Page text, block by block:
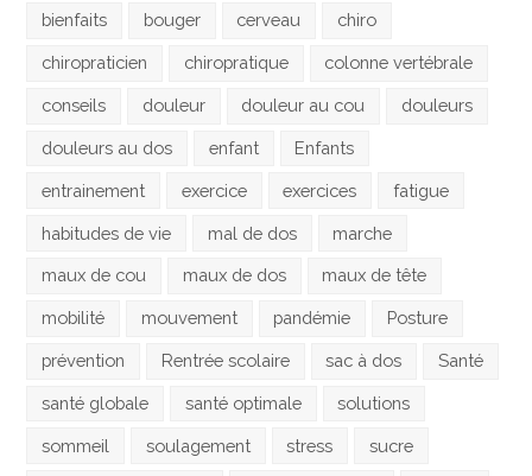
bienfaits bouger cerveau chiro
chiropraticien chiropratique colonne vertébrale
conseils douleur douleur au cou douleurs
douleurs au dos enfant Enfants
entrainement exercice exercices fatigue
habitudes de vie mal de dos marche
maux de cou maux de dos maux de tête
mobilité mouvement pandémie Posture
prévention Rentrée scolaire sac à dos Santé
santé globale santé optimale solutions
sommeil soulagement stress sucre